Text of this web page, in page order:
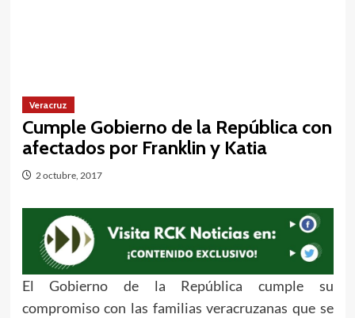
Veracruz
Cumple Gobierno de la República con
afectados por Franklin y Katia
2 octubre, 2017
El Gobierno de la República cumple su
compromiso con las familias veracruzanas que se